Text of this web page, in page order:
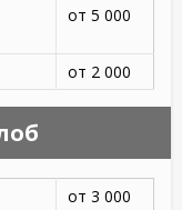
от 5 000
от 2 000
от 3 000